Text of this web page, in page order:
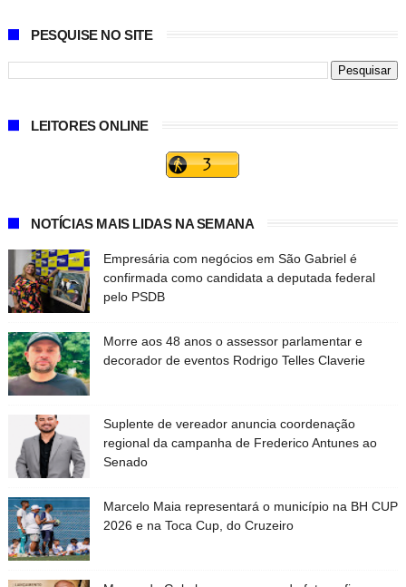
PESQUISE NO SITE
LEITORES ONLINE
NOTÍCIAS MAIS LIDAS NA SEMANA
Empresária com negócios em São Gabriel é
confirmada como candidata a deputada federal
pelo PSDB
Morre aos 48 anos o assessor parlamentar e
decorador de eventos Rodrigo Telles Claverie
Suplente de vereador anuncia coordenação
regional da campanha de Frederico Antunes ao
Senado
Marcelo Maia representará o município na BH CUP
2026 e na Toca Cup, do Cruzeiro